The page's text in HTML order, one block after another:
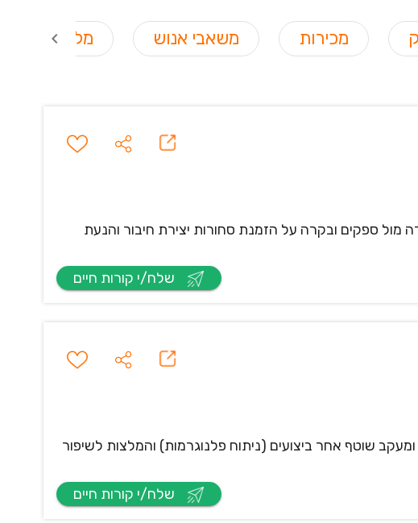
מלונאות / משאבי אנוש מכירות
מול ספקים ובקרה על הזמנת סחורות יצירת חיבור והנעת
שוטף אחר ביצועים (ניתוח פלנוגרמות) והמלצות לשיפור